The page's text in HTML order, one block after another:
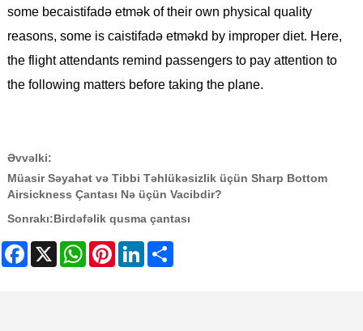
some becaistifadə etmək of their own physical quality
reasons, some is caistifadə etməkd by improper diet. Here,
the flight attendants remind passengers to pay attention to
the following matters before taking the plane.
Əvvəlki:
Müasir Səyahət və Tibbi Təhlükəsizlik üçün Sharp Bottom
Airsickness Çantası Nə üçün Vacibdir?
Sonrakı:Birdəfəlik qusma çantası
Facebook
X WhatsAppPinterestLinkedIn